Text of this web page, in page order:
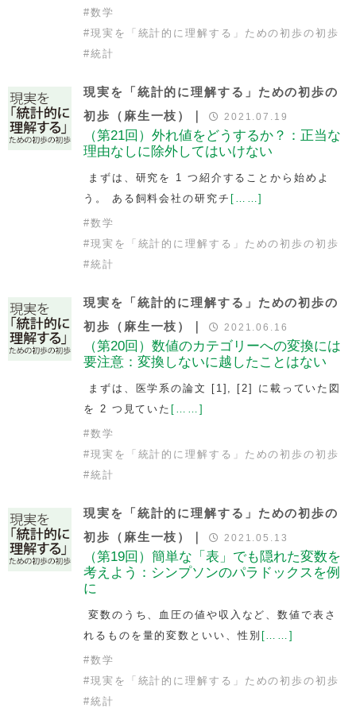
#数学
#現実を「統計的に理解する」ための初歩の初歩
#統計
現実を「統計的に理解する」ための初歩の
初歩（麻生一枝）｜
2021.07.19
（第21回）外れ値をどうするか？：正当な
理由なしに除外してはいけない
まずは、研究を 1 つ紹介することから始めよ
う。 ある飼料会社の研究チ [……]
#数学
#現実を「統計的に理解する」ための初歩の初歩
#統計
現実を「統計的に理解する」ための初歩の
初歩（麻生一枝）｜
2021.06.16
（第20回）数値のカテゴリーへの変換には
要注意：変換しないに越したことはない
まずは、医学系の論文 [1], [2] に載っていた図
を 2 つ見ていた [……]
#数学
#現実を「統計的に理解する」ための初歩の初歩
#統計
現実を「統計的に理解する」ための初歩の
初歩（麻生一枝）｜
2021.05.13
（第19回）簡単な「表」でも隠れた変数を
考えよう：シンプソンのパラドックスを例
に
変数のうち、血圧の値や収入など、数値で表さ
れるものを量的変数といい、性別 [……]
#数学
#現実を「統計的に理解する」ための初歩の初歩
#統計